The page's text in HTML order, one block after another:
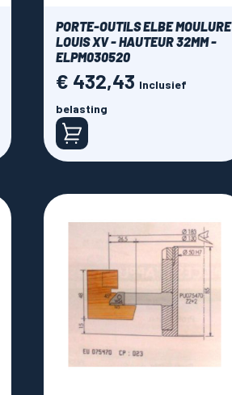
PORTE-OUTILS ELBE MOULURE
LOUIS XV - HAUTEUR 32MM -
ELPM030520
Prijs
€ 432,43 Inclusief
belasting